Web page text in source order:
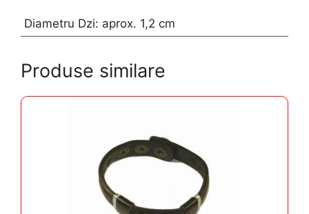
Diametru Dzi: aprox. 1,2 cm
Produse similare